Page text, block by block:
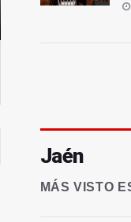
Jaén
MÁS VISTO